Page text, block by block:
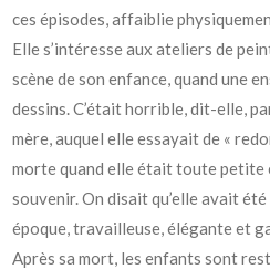
ces épisodes, affaiblie
Elle s’intéresse aux ateliers de
scène de son enfance, quand une
dessins. C’était horrible, dit-elle,
mère, auquel elle essayait de «
morte quand elle était toute petite
souvenir. On disait qu’elle avait
époque, travailleuse, élégante et
Après sa mort, les enfants sont